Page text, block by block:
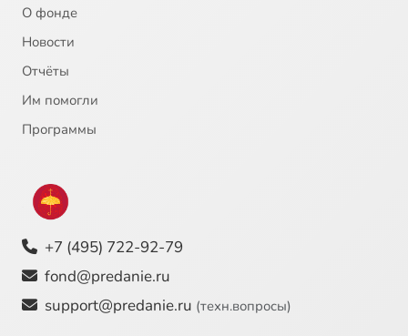
О фонде
Новости
Отчёты
Им помогли
Программы
+7 (495) 722-92-79
fond@predanie.ru
support@predanie.ru (техн.вопросы)